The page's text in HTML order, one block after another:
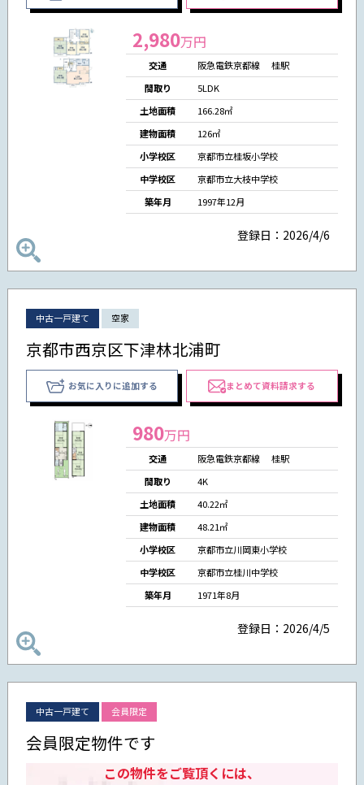
2,980万円
交通
阪急電鉄京都線 桂駅
間取り
5LDK
土地面積
166.28㎡
建物面積
126㎡
小学校区
京都市立桂坂小学校
中学校区
京都市立大枝中学校
築年月
1997年12月
登録日：2026/4/6
中古一戸建て 空家
京都市西京区下津林北浦町
お気に入りに追加する まとめて資料請求する
980万円
交通
阪急電鉄京都線 桂駅
間取り
4K
土地面積
40.22㎡
建物面積
48.21㎡
小学校区
京都市立川岡東小学校
中学校区
京都市立桂川中学校
築年月
1971年8月
登録日：2026/4/5
中古一戸建て 会員限定
会員限定物件です
この物件をご覧頂くには、